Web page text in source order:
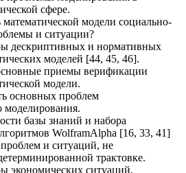
сфере.
математической модели социально-
и ситуации?
дескриптивных и нормативных
моделей [44, 45, 46].
приемы верификации
модели.
основных проблем
моделирования.
базы знаний и набора
WolframAlpha [16, 33, 41]
и ситуаций, не
трактовке.
экономических ситуаций,